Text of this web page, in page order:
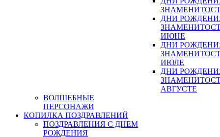
ДНИ
ИЮНЕ
ДНИ
ИЮЛЕ
ДНИ
АВГУСТЕ
ВОЛШЕБНЫЕ
ПЕРСОНАЖИ
КОПИЛКА ПОЗДРАВЛЕНИЙ
ПОЗДРАВЛЕНИЯ С ДНЕМ
РОЖДЕНИЯ